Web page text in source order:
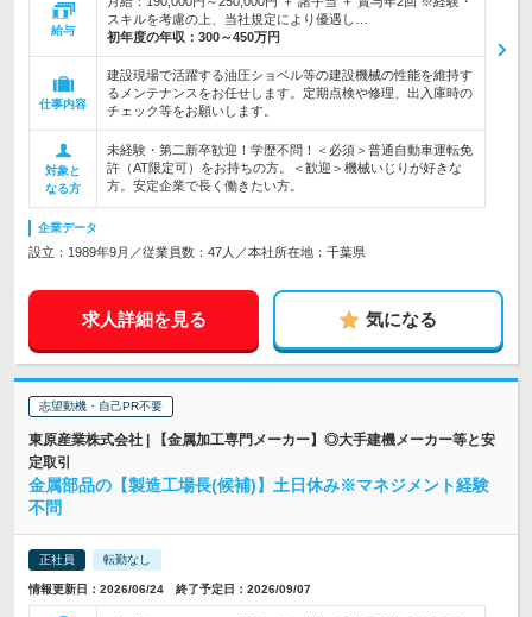
給与
スキルを考慮の上、当社規定により優遇し…
初年度の年収： 300～450万円
仕事内容
建設現場で活躍する油圧ショベル等の建設機械の性能を維持す
るメンテナンスをお任せします。定期点検や修理、出入庫時の
チェック等をお願いします。
対象と
なる方
未経験・第二新卒歓迎！学歴不問！＜必須＞普通自動車運転免
許（AT限定可）をお持ちの方。＜歓迎＞機械いじりが好きな
方。安定企業で長く働きたい方。
企業データ
設立：1989年9月／従業員数：47人／本社所在地：千葉県
求人詳細を見る 気になる
志望動機・自己PR不要
東原産業株式会社 | 【金属加工専門メーカー】◎大手建機メーカー等と安
定取引
金属部品の【製造工場長(候補)】土日休み※マネジメント経験
不問
正社員 転勤なし
情報更新日：2026/06/24 終了予定日：2026/09/07